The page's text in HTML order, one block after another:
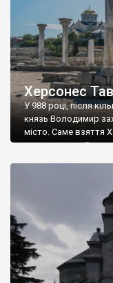
Херсонес
У 988 році, після
князь Володимир
місто. Саме взяття
диктувати свої
Херсонесі
А потім було